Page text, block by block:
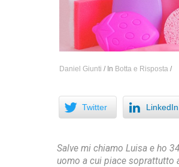
Daniel Giunti / In Botta e Risposta /
Twitter LinkedIn
Salve mi chiamo Luisa e ho
uomo a cui piace soprattutto